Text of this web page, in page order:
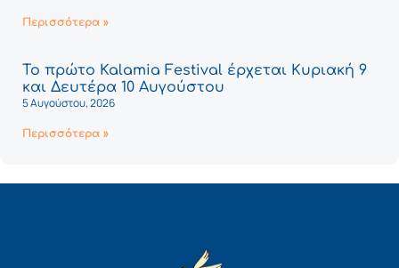
Περισσότερα »
Το πρώτο Kalamia Festival έρχεται Κυριακή 9
και Δευτέρα 10 Αυγούστου
5 Αυγούστου, 2026
Περισσότερα »